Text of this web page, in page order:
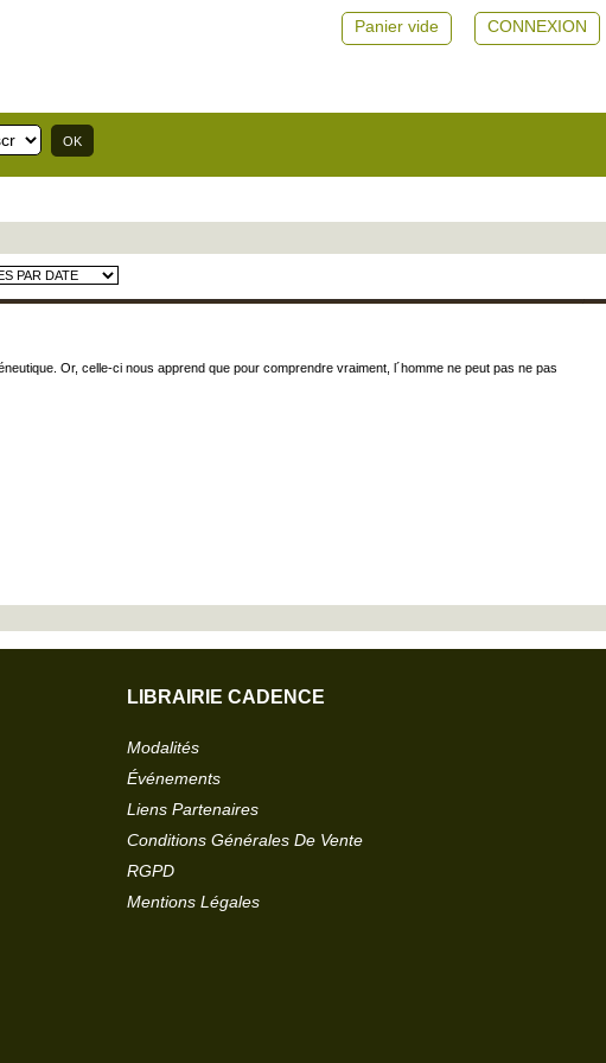
CONNEXION
Panier vide
Or, celle-ci nous apprend que pour comprendre vraiment, l´homme ne peut pas ne pas
LIBRAIRIE CADENCE
Modalités
Événements
Liens Partenaires
Conditions Générales De Vente
RGPD
Mentions Légales